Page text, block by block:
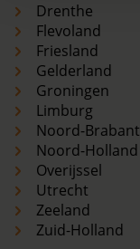
Drenthe
Flevoland
Friesland
Gelderland
Groningen
Limburg
Noord-Brabant
Noord-Holland
Overijssel
Utrecht
Zeeland
Zuid-Holland